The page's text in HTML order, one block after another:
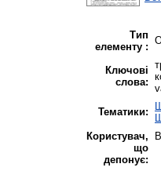
Тип
елементу :
Ключові
слова:
Тематики:
Користувач,
що
депонує: